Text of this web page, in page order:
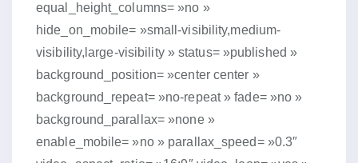
equal_height_columns= »no »
hide_on_mobile= »small-visibility,medium-
visibility,large-visibility » status= »published »
background_position= »center center »
background_repeat= »no-repeat » fade= »no »
background_parallax= »none »
enable_mobile= »no » parallax_speed= »0.3″